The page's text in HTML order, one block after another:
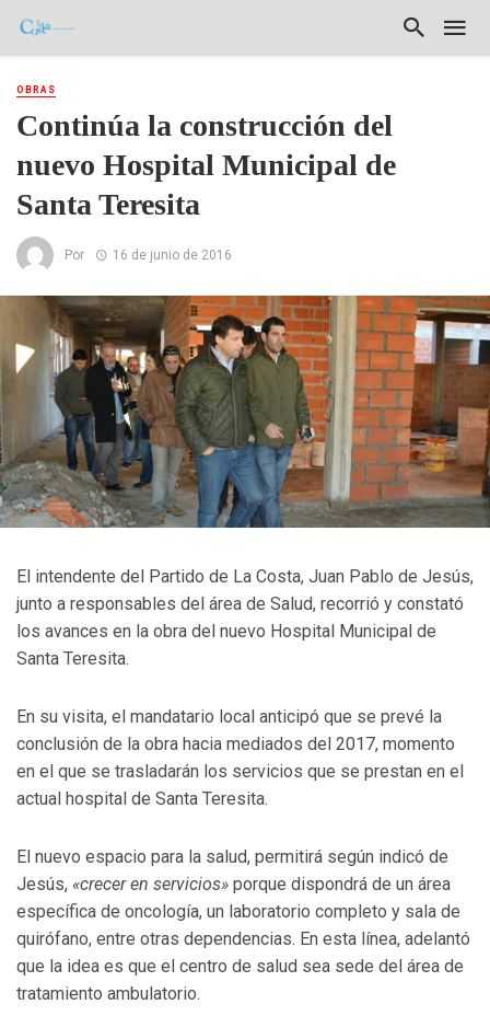
OBRAS
Continúa la construcción del
nuevo Hospital Municipal de
Santa Teresita
Por 16 de junio de 2016
El intendente del Partido de La Costa, Juan Pablo de Jesús,
junto a responsables del área de Salud, recorrió y constató
los avances en la obra del nuevo Hospital Municipal de
Santa Teresita.
En su visita, el mandatario local anticipó que se prevé la
conclusión de la obra hacia mediados del 2017, momento
en el que se trasladarán los servicios que se prestan en el
actual hospital de Santa Teresita.
El nuevo espacio para la salud, permitirá según indicó de
Jesús, «crecer en servicios» porque dispondrá de un área
específica de oncología, un laboratorio completo y sala de
quirófano, entre otras dependencias. En esta línea, adelantó
que la idea es que el centro de salud sea sede del área de
tratamiento ambulatorio.